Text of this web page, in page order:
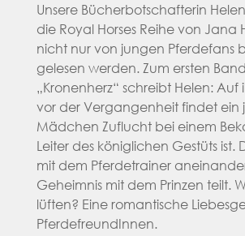
Unsere Bücherbotschafterin
die Royal Horses Reihe von Jana
nicht nur von jungen Pferdefans
gelesen werden. Zum ersten Band
„Kronenherz“ schreibt Helen: Auf
vor der Vergangenheit findet ein
Mädchen Zuflucht bei einem
Leiter des königlichen Gestüts ist.
mit dem Pferdetrainer
Geheimnis mit dem Prinzen teilt.
lüften? Eine romantische
PferdefreundInnen.